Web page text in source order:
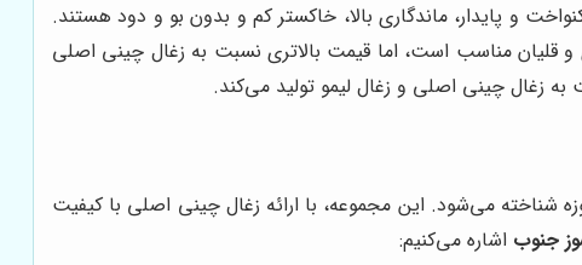
و پایدار، ماندگاری بالا، خاکستر کم و بدون بو و دود هستند.
و قلیان مناسب است، اما قیمت بالاتری نسبت به زغال چینی اصلی
زغال چینی اصلی و زغال لیمو تولید می‌کند.
شناخته می‌شود. این مجموعه، با ارائه زغال چینی اصلی با کیفیت
جنوب اشاره می‌کنیم: